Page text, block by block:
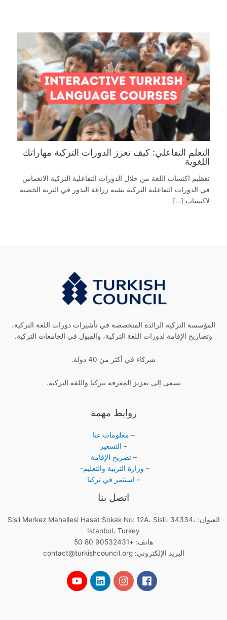
التعلم التفاعلي: كيف تعزز الدورات التركية مهاراتك
اللغوية
تعظيم اكتساب اللغة من خلال الدورات التفاعلية التركية الانغماس
في الدورات التفاعلية التركية يشبه زراعة البذور في التربة الخصبة
لاكتساب […]
المؤسسة التركية الرائدة المتخصصة في تأشيرات دورات اللغة التركية،
وتصاريح الإقامة لدورات اللغة التركية، والقبول في الجامعات التركية.
شركاء في أكثر من 40 دولة.
نسعى إلى تعزيز المعرفة بتركيا واللغة التركية.
روابط مهمة
– معلومات عنا
– التسعير
–تصريح الإقامة
– وزارة التربية والتعليم-
– استثمر في تركيا
اتصل بنا
العنوان: Sisli Merkez Mahallesi Hasat Sokak No: 12A، Sisli، 34334،
Istanbul، Turkey
هاتف: +90532431 80 50
البريد الإلكتروني:contact@turkishcouncil.org